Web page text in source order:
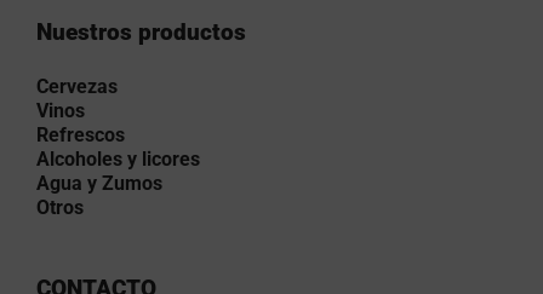
Nuestros productos
Cervezas
Vinos
Refrescos
Alcoholes y licores
Agua y Zumos
Otros